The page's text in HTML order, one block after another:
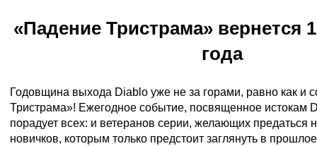
«Падение Тристрама» вернется
года
Годовщина выхода Diablo уже не за горами, равно как и
Тристрама»! Ежегодное событие, посвященное истокам
порадует всех: и ветеранов серии, желающих предаться
новичков, которым только предстоит заглянуть в